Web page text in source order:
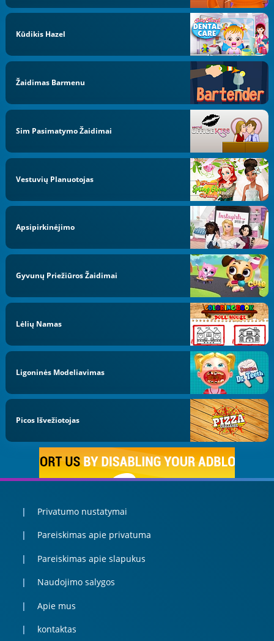
Kūdikis Hazel
Žaidimas Barmenu
Sim Pasimatymo Žaidimai
Vestuvių Planuotojas
Apsipirkinėjimo
Gyvunų Priežiūros Žaidimai
Lėlių Namas
Ligoninės Modeliavimas
Picos Išvežiotojas
Privatumo nustatymai
Pareiskimas apie privatuma
Pareiskimas apie slapukus
Naudojimo salygos
Apie mus
kontaktas